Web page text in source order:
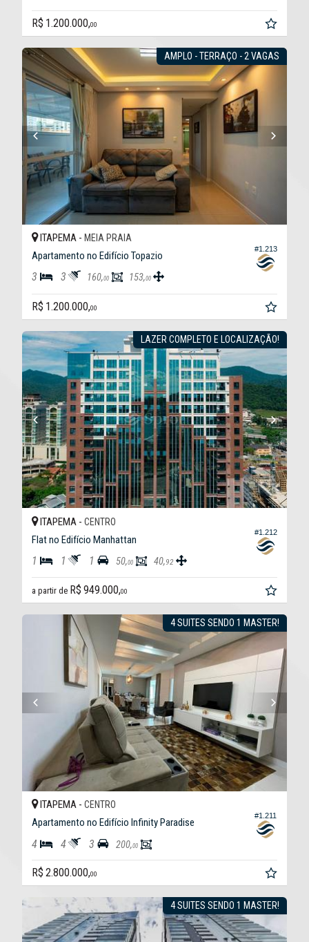
R$ 1.200.000,00
AMPLO - TERRAÇO - 2 VAGAS
#1.213
ITAPEMA - MEIA PRAIA
Apartamento no Edifício Topazio
3 3 160,00 153,00
R$ 1.200.000,00
LAZER COMPLETO E LOCALIZAÇÃO!
#1.212
ITAPEMA - CENTRO
Flat no Edifício Manhattan
1 1 1 50,00 40,92
a partir de R$ 949.000,00
4 SUITES SENDO 1 MASTER!
#1.211
ITAPEMA - CENTRO
Apartamento no Edifício Infinity Paradise
4 4 3 200,00
R$ 2.800.000,00
4 SUITES SENDO 1 MASTER!